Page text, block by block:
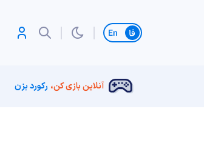
تغییر زبان
آنلاین بازی کن، رکورد بزن